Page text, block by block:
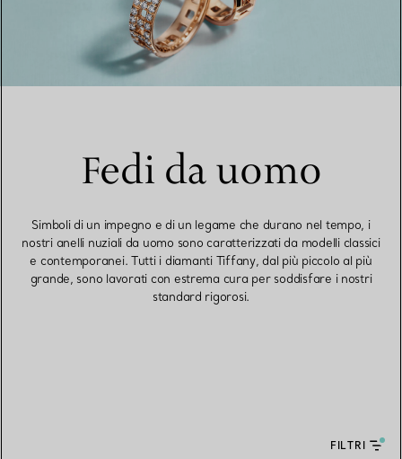
Fedi da uomo
Simboli di un impegno e di un legame che durano nel tempo, i
nostri anelli nuziali da uomo sono caratterizzati da modelli classici
e contemporanei. Tutti i diamanti Tiffany, dal più piccolo al più
grande, sono lavorati con estrema cura per soddisfare i nostri
standard rigorosi.
FILTRI